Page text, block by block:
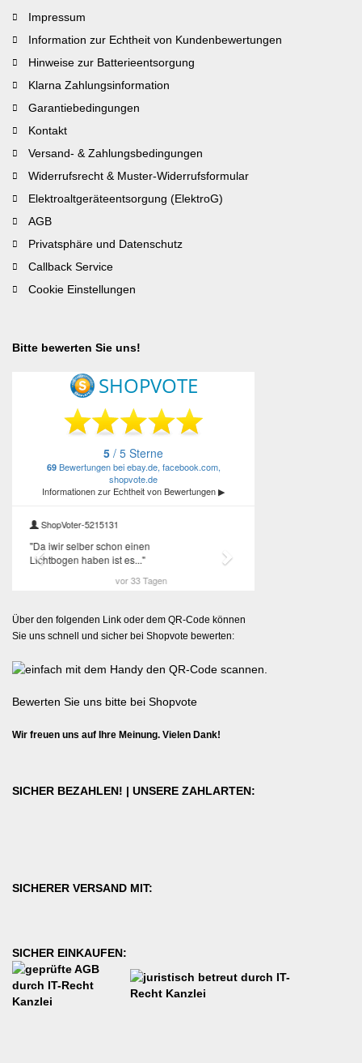
Impressum
Information zur Echtheit von Kundenbewertungen
Hinweise zur Batterieentsorgung
Klarna Zahlungsinformation
Garantiebedingungen
Kontakt
Versand- & Zahlungsbedingungen
Widerrufsrecht & Muster-Widerrufsformular
Elektroaltgeräteentsorgung (ElektroG)
AGB
Privatsphäre und Datenschutz
Callback Service
Cookie Einstellungen
Bitte bewerten Sie uns!
Über den folgenden Link oder dem QR-Code können
Sie uns schnell und sicher bei Shopvote bewerten:
Bewerten Sie uns bitte bei Shopvote
Wir freuen uns auf Ihre Meinung. Vielen Dank!
SICHER BEZAHLEN! | UNSERE ZAHLARTEN:
SICHERER VERSAND MIT:
SICHER EINKAUFEN: